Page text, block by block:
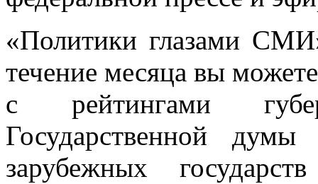
«Политики глазами
течение месяца вы
с рейтингами
Государственной
зарубежных